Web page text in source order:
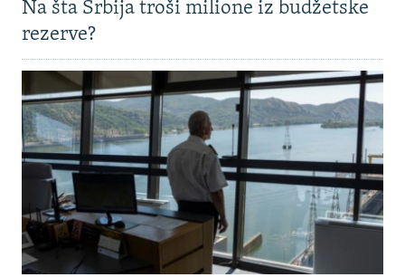
Na šta Srbija troši milione iz budžetske
rezerve?